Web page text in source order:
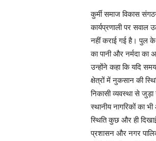
कुर्मी समाज विकास
कार्यप्रणाली पर
नहीं कराई गई है। पुल के
का पानी और नर्मदा का
उन्होंने कहा कि यदि
क्षेत्रों में नुकसान की
निकासी व्यवस्था से जुड़ा
स्थानीय नागरिकों का
स्थिति कुछ और ही
प्रशासन और नगर